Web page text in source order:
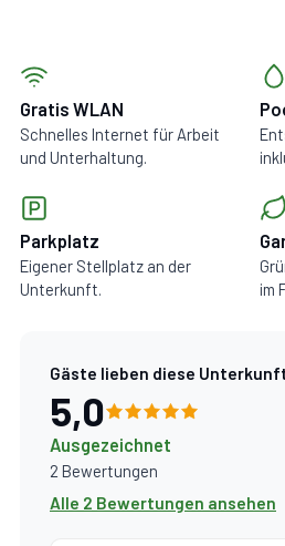
Gratis WLAN
Schnelles Internet für Arbeit
und Unterhaltung.
Parkplatz
Eigener Stellplatz an der
Unterkunft.
im
Gäste lieben diese
5,0
Ausgezeichnet
2 Bewertungen
Alle 2 Bewertungen ansehen